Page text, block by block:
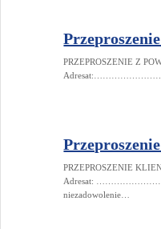
PRZEPROSZENIE
PRZEPROSZENIE
Adresat: ……………………….
niezadowolenie…